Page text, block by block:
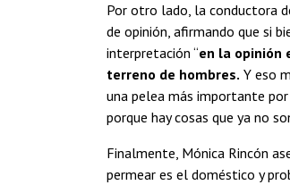
Por otro lado, la conductora
de opinión, afirmando que si
interpretación “en la opinión
terreno de hombres. Y eso
una pelea más importante
porque hay cosas que ya no
Finalmente, Mónica Rincón
permear es el doméstico y